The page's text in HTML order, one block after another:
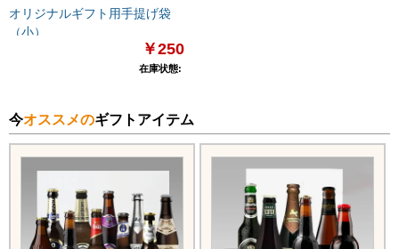
オリジナルギフト用手提げ袋
（小）
￥250
在庫状態:
今オススメのギフトアイテム